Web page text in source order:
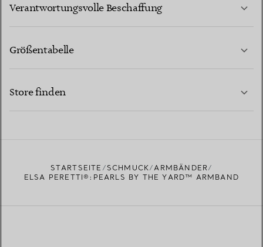
Verantwortungsvolle Beschaffung
Größentabelle
Store finden
STARTSEITE SCHMUCK
ARMBÄNDER
ELSA PERETTI®:PEARLS BY THE YARD™ ARMBAND